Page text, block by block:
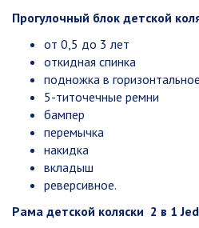
Прогулочный блок детской
от 0,5 до 3 лет
откидная спинка
подножка в
5-титочечные ремни
бампер
перемычка
накидка
вкладыш
реверсивное.
Рама детской коляски 2 в 1